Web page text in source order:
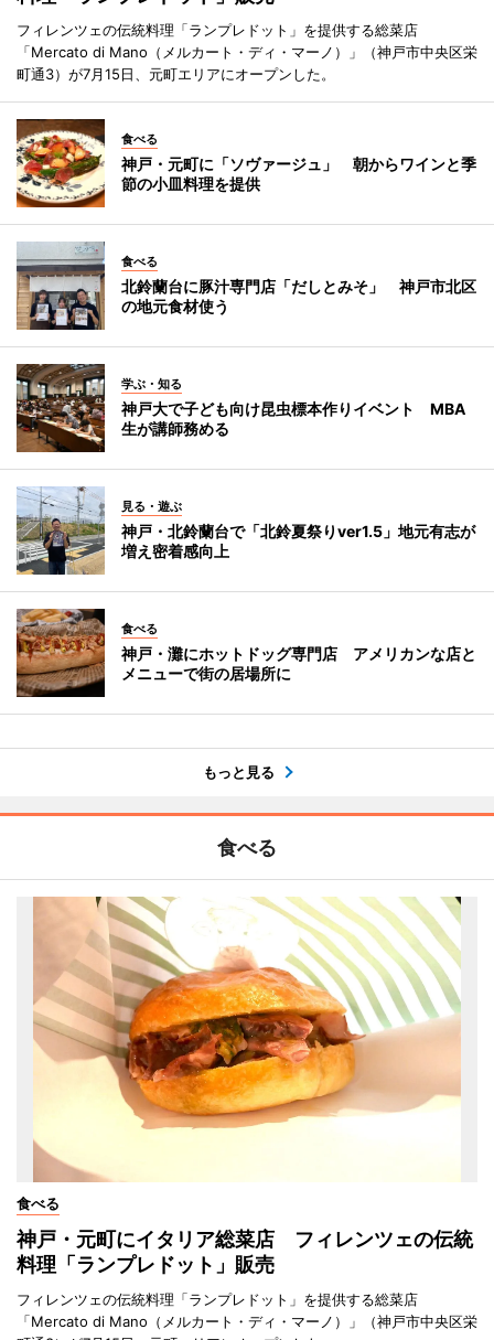
フィレンツェの伝統料理「ランプレドット」を提供する総菜店
「Mercato di Mano（メルカート・ディ・マーノ）」（神戸市中央区栄
町通3）が7月15日、元町エリアにオープンした。
食べる
神戸・元町に「ソヴァージュ」 朝からワインと季
節の小皿料理を提供
食べる
北鈴蘭台に豚汁専門店「だしとみそ」 神戸市北区
の地元食材使う
学ぶ・知る
神戸大で子ども向け昆虫標本作りイベント MBA
生が講師務める
見る・遊ぶ
神戸・北鈴蘭台で「北鈴夏祭りver1.5」地元有志が
増え密着感向上
食べる
神戸・灘にホットドッグ専門店 アメリカンな店と
メニューで街の居場所に
もっと見る
食べる
食べる
神戸・元町にイタリア総菜店 フィレンツェの伝統
料理「ランプレドット」販売
フィレンツェの伝統料理「ランプレドット」を提供する総菜店
「Mercato di Mano（メルカート・ディ・マーノ）」（神戸市中央区栄